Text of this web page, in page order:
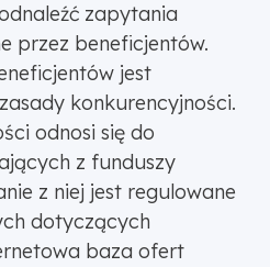
zapytania
przez beneficjentów.
jest
konkurencyjności.
odnosi się do
z funduszy
z niej jest regulowane
dotyczących
baza ofert